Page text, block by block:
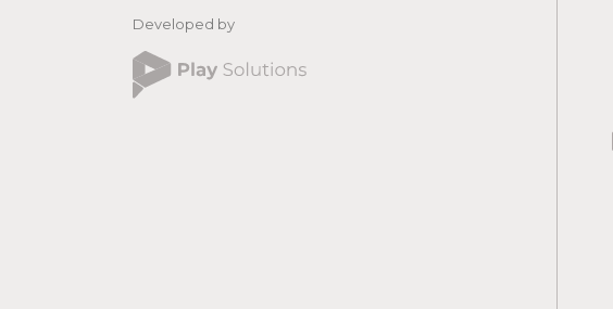
Developed by